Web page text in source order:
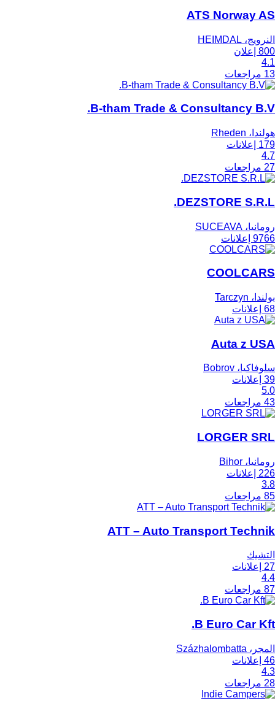
ATS Norway AS
النرويج، HEIMDAL
800 إعلان
4.1
13 مراجعات
B-tham Trade & Consultancy B.V.
هولندا، Rheden
179 إعلانات
4.7
27 مراجعات
DEZSTORE S.R.L.
رومانيا، SUCEAVA
9766 إعلانات
COOLCARS
بولندا، Tarczyn
68 إعلانات
Auta z USA
سلوفاكيا، Bobrov
39 إعلانات
5.0
43 مراجعات
LORGER SRL
رومانيا، Bihor
226 إعلانات
3.8
85 مراجعات
ATT – Auto Transport Technik
التشيك
27 إعلانات
4.4
87 مراجعات
B Euro Car Kft.
المجر، Százhalombatta
46 إعلانات
4.3
28 مراجعات